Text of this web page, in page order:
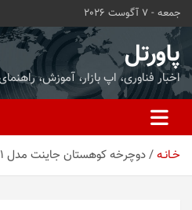
محتوا
بروید
جمعه - 7 آگوست 2026
پاورتل
اخبار فناوری، اپ بازار، آموزش،
خـانـه دوچرخه کوهستان جاینت مدل Rincon 1 سایز 27.5M